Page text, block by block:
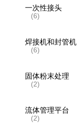
一次性接头
(6)
焊接机和封管机
(6)
固体粉末处理
(2)
流体管理平台
(2)